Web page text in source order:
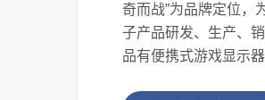
奇而战”为品牌定位，
子产品研发、生产、
品有便携式游戏显示